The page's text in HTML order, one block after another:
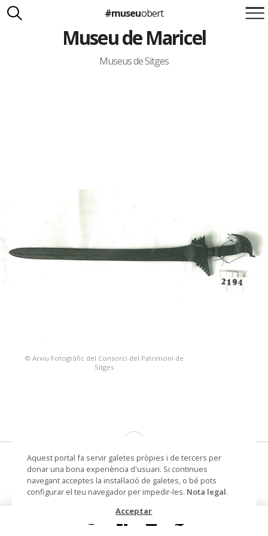
Suma't a la iniciativa
Carlota Royo
Francesca Barcellona
#museuobert
Museu de Maricel
Museus de Sitges
© Arxiu Fotogràfic del Consorci del Patrimoni de
Sitges
krish (arma de combat de tribus
marineres)
Lloc d'execució Sud de Filipines
Aquest portal fa servir galetes pròpies i de tercers per
donar una bona experiència d'usuari. Si continues
navegant acceptes la instal·lació de galetes, o bé pots
configurar el teu navegador per impedir-les. Nota legal.
Acceptar